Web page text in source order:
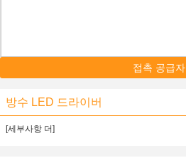
접촉 공급자
방수 LED 드라이버
[세부사항 더]